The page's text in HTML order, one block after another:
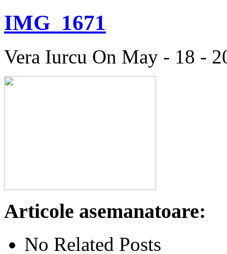
IMG_1671
Vera Iurcu On May - 18 -
Articole asemanatoare:
No Related Posts